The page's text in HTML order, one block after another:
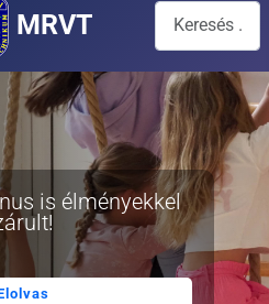
MRVT Keresés...
is élményekkel